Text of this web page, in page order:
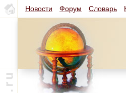
Новости Форум Словарь